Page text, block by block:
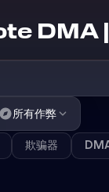
DMA
所有作弊
欺骗器